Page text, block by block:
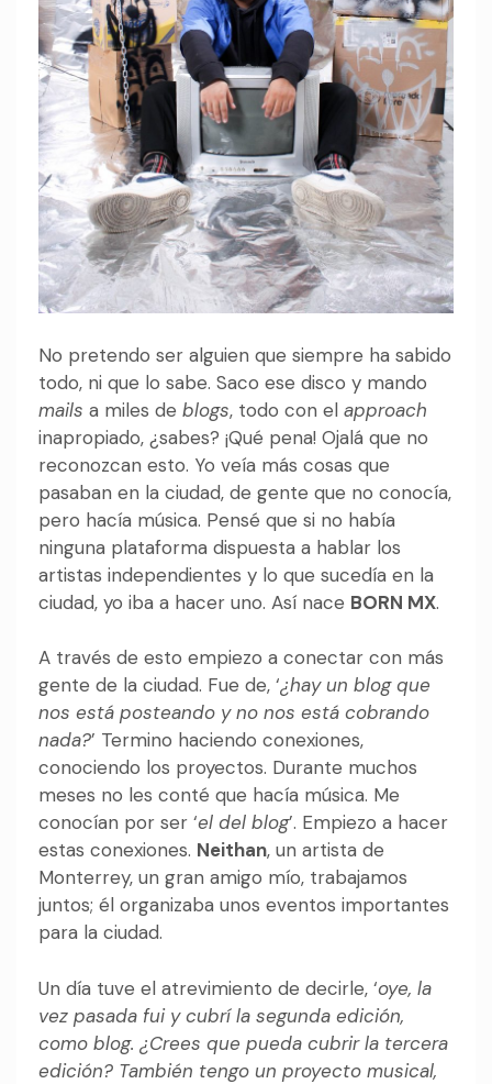
No pretendo ser alguien que siempre ha sabido
todo, ni que lo sabe. Saco ese disco y mando
mails a miles de blogs, todo con el approach
inapropiado, ¿sabes? ¡Qué pena! Ojalá que no
reconozcan esto. Yo veía más cosas que
pasaban en la ciudad, de gente que no conocía,
pero hacía música. Pensé que si no había
ninguna plataforma dispuesta a hablar los
artistas independientes y lo que sucedía en la
ciudad, yo iba a hacer uno. Así nace BORN MX.
A través de esto empiezo a conectar con más
gente de la ciudad. Fue de, ‘¿hay un blog que
nos está posteando y no nos está cobrando
nada?’ Termino haciendo conexiones,
conociendo los proyectos. Durante muchos
meses no les conté que hacía música. Me
conocían por ser ‘el del blog’. Empiezo a hacer
estas conexiones. Neithan, un artista de
Monterrey, un gran amigo mío, trabajamos
juntos; él organizaba unos eventos importantes
para la ciudad.
Un día tuve el atrevimiento de decirle, ‘oye, la
vez pasada fui y cubrí la segunda edición,
como blog. ¿Crees que pueda cubrir la tercera
edición? También tengo un proyecto musical,